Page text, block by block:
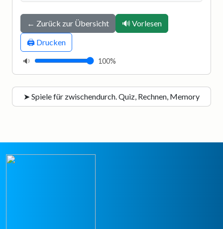
← Zurück zur Übersicht
🔊 Vorlesen
🖨️ Drucken
🔉 100%
➤ Spiele für zwischendurch. Quiz, Rechnen, Memory